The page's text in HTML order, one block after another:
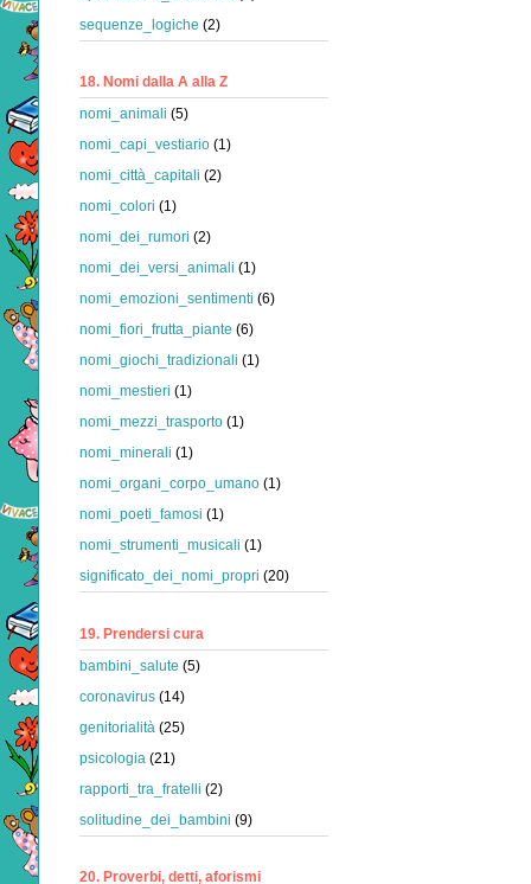
sequenze_logiche (2)
18. Nomi dalla A alla Z
nomi_animali (5)
nomi_capi_vestiario (1)
nomi_città_capitali (2)
nomi_colori (1)
nomi_dei_rumori (2)
nomi_dei_versi_animali (1)
nomi_emozioni_sentimenti (6)
nomi_fiori_frutta_piante (6)
nomi_giochi_tradizionali (1)
nomi_mestieri (1)
nomi_mezzi_trasporto (1)
nomi_minerali (1)
nomi_organi_corpo_umano (1)
nomi_poeti_famosi (1)
nomi_strumenti_musicali (1)
significato_dei_nomi_propri (20)
19. Prendersi cura
bambini_salute (5)
coronavirus (14)
genitorialità (25)
psicologia (21)
rapporti_tra_fratelli (2)
solitudine_dei_bambini (9)
20. Proverbi, detti, aforismi